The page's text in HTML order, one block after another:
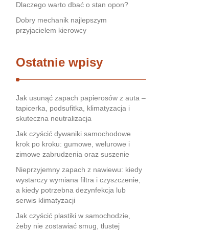
Dlaczego warto dbać o stan opon?
Dobry mechanik najlepszym
przyjacielem kierowcy
Ostatnie wpisy
Jak usunąć zapach papierosów z auta –
tapicerka, podsufitka, klimatyzacja i
skuteczna neutralizacja
Jak czyścić dywaniki samochodowe
krok po kroku: gumowe, welurowe i
zimowe zabrudzenia oraz suszenie
Nieprzyjemny zapach z nawiewu: kiedy
wystarczy wymiana filtra i czyszczenie,
a kiedy potrzebna dezynfekcja lub
serwis klimatyzacji
Jak czyścić plastiki w samochodzie,
żeby nie zostawiać smug, tłustej